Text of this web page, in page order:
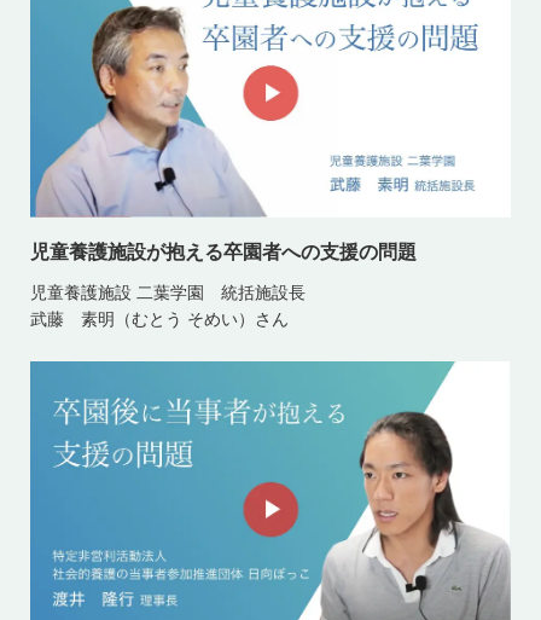
児童養護施設が抱える卒園者への支援の問題
児童養護施設 二葉学園 統括施設長
武藤 素明（むとう そめい）さん